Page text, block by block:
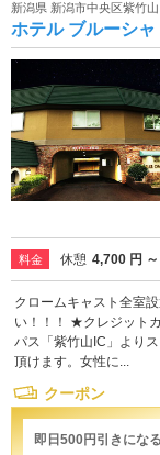
新潟県 新潟市中央区紫竹山
ホテル ブルーシャ
料金 休憩 4,700 円 ～
クロームキャスト全室
い！！！ ★クレジット
パス「紫竹山IC」より
頂けます。女性に...
クーポン
即日500円引きにな